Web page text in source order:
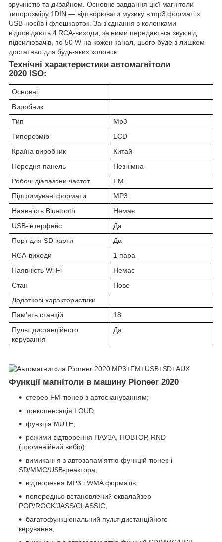
зручністю та дизайном. Основне завдання цієї магнітоли
типорозміру 1DIN — відтворювати музику в mp3 форматі з
USB-носіїв і флешкарток. За з'єднання з колонками
відповідають 4 RCA-виходи, за ними передається звук від
підсилювачів, по 50 W на кожен канал, цього буде з лишком
достатньо для будь-яких колонок.
Технічні характеристики автомагнітоли
2020 ISO:
Основні
Виробник
Тип
Mp3
Типорозмір
LCD
Країна виробник
Китай
Передня панель
Незнімна
Робочі діапазони частот
FM
Підтримувані формати
MP3
Наявність Bluetooth
Немає
USB-інтерфейс
Да
Порт для SD-карти
Да
RCA-виходи
1 пара
Наявність Wi-Fi
Немає
Стан
Нове
Додаткові характеристики
Пам'ять станцій
18
Пульт дистанційного
керування
Да
Функції магнітоли в машину Pioneer 2020
стерео FM-тюнер з автоскануванням;
тонкопенсація LOUD;
функція MUTE;
режими відтворення ПАУЗА, ПОВТОР, RND
(променійний вибір)
вимикання з автозапам'яттю функцій тюнер і
SD/MMC/USB-реактора;
відтворення МР3 і WMA форматів;
попередньо встановлений еквалайзер
POP/ROCK/JASS/CLASSIC;
багатофункціональний пульт дистанційного
керування;